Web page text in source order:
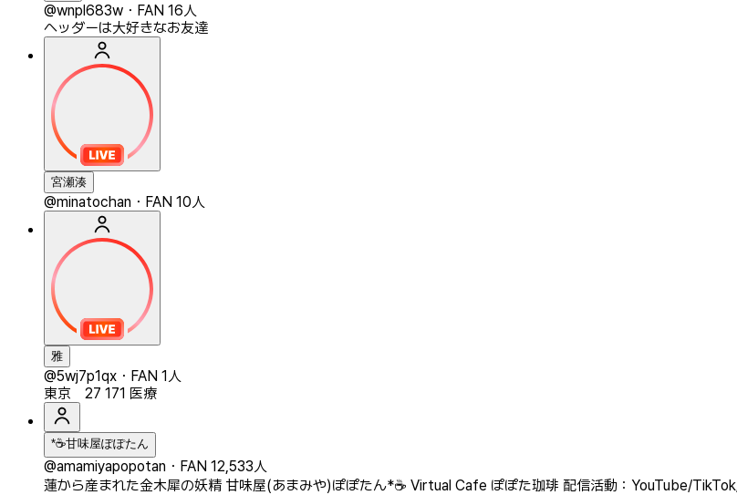
@wnpl683w ・ FAN 16人
ヘッダーは大好きなお友達
宮瀬湊
@minatochan ・ FAN 10人
雅
@5wj7p1qx ・ FAN 1人
東京 27 171 医療
*☕️甘味屋ぽぽたん
@amamiyapopotan ・ FAN 12,533人
蓮から産まれた金木犀の妖精 甘味屋(あまみや)ぽぽたん*☕️ Virtual Cafe ぽぽた珈琲 配信活動：YouTube/